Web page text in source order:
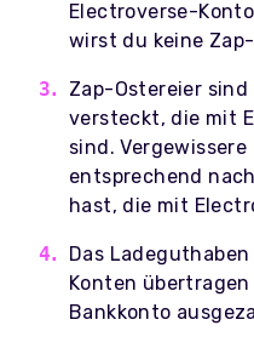
Electroverse-
wirst du keine
Zap-Ostereier
versteckt, die mit
sind.
entsprechend
hast, die mit
Das
Konten
Bankkonto